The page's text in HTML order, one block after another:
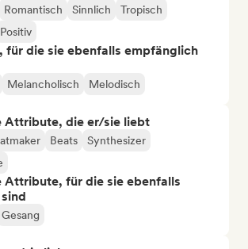
Romantisch Sinnlich
Tropisch
Positiv
für die sie ebenfalls empfänglich
Melancholisch Melodisch
Attribute, die er/sie liebt
Beats
Synthesizer
Attribute, für die sie ebenfalls
Gesang